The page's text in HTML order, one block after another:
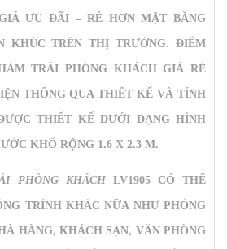
ƯU ĐÃI – RẺ HƠN MẶT BẰNG
KHÚC TRÊN THỊ TRƯỜNG. ĐIỂM
TRẢI PHÒNG KHÁCH GIÁ RẺ
THÔNG QUA THIẾT KẾ VÀ TÍNH
THIẾT KẾ DƯỚI DẠNG HÌNH
KHỔ RỘNG 1.6 X 2.3 M.
PHÒNG KHÁCH LV1905 CÓ THỂ
TRÌNH KHÁC NỮA NHƯ PHÒNG
HÀNG, KHÁCH SẠN, VĂN PHÒNG